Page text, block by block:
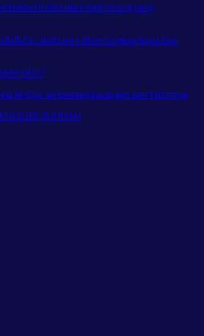
Keburukan bagi Orang yang
‘alaihi wa sallam Ungkap Siapa Saja
Al-Qur’an tentang Larangan dan Tafsirnya
SUNNAH